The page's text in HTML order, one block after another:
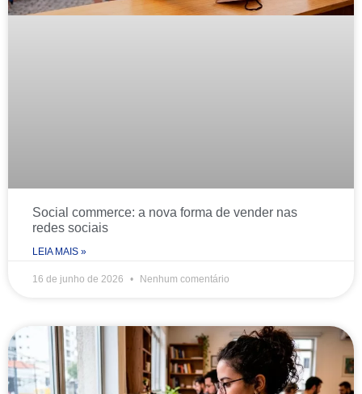
Social commerce: a nova forma de vender nas
redes sociais
LEIA MAIS »
16 de junho de 2026 Nenhum comentário